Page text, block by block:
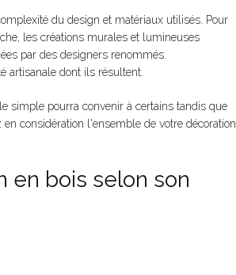
du design et matériaux utilisés. Pour
les créations murales et lumineuses
par des designers renommés.
artisanale dont ils résultent.
simple pourra convenir à certains tandis que
considération l'ensemble de votre décoration
en bois selon son